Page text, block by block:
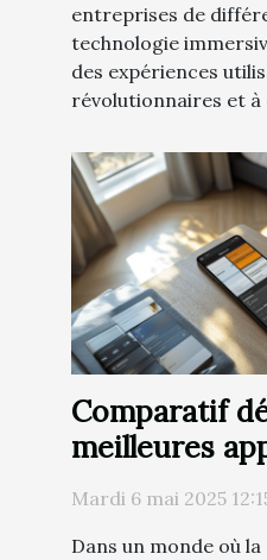
entreprises de
technologie
des expériences
révolutionnaires et à
Comparatif
meilleures
gestion de
en
Mardi 6 mai 2025
Dans un monde où